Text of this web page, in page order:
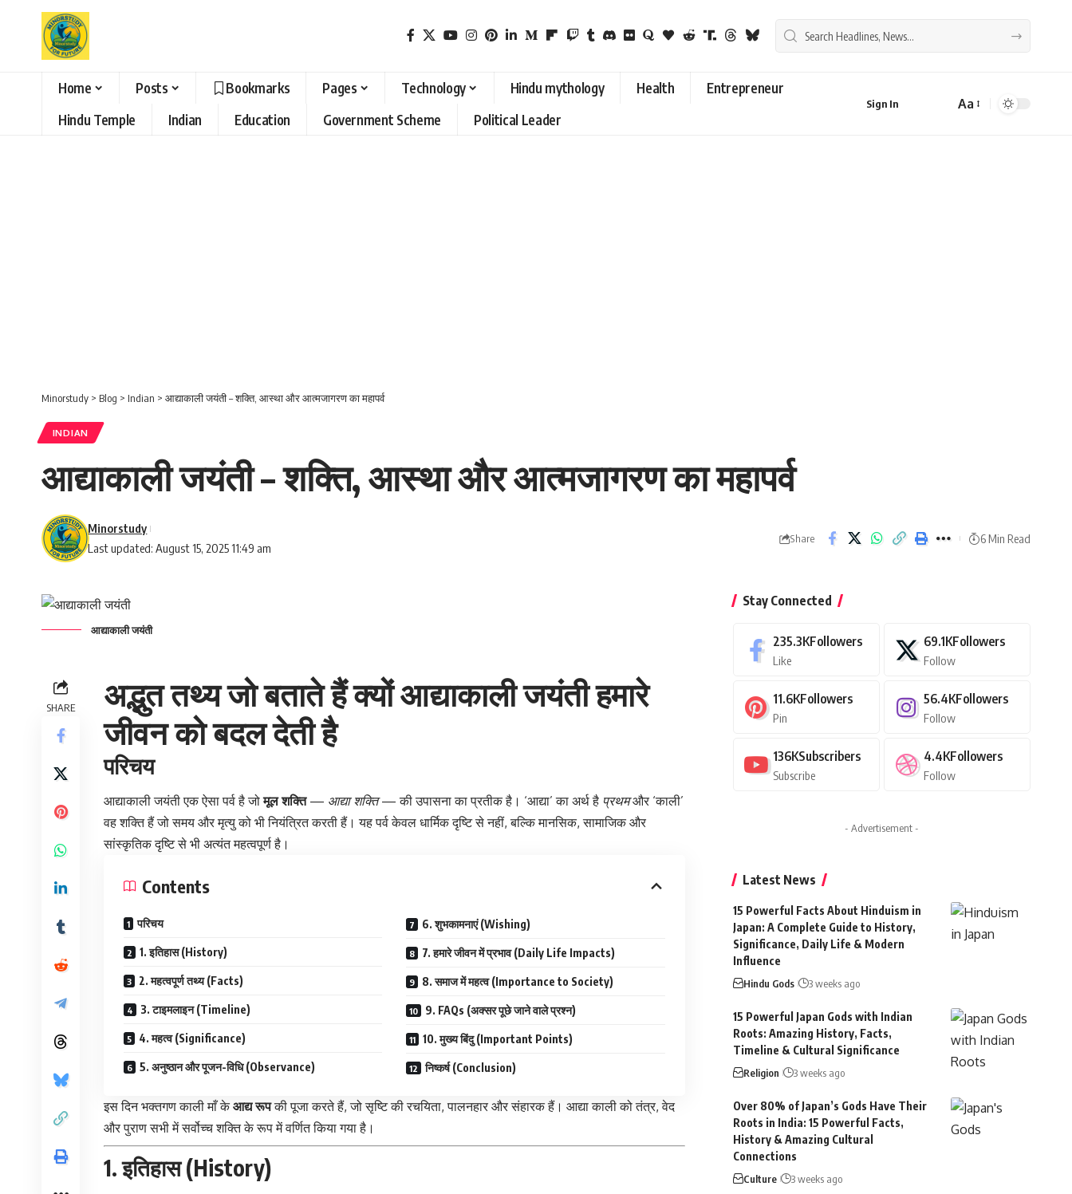
Home Posts Bookmarks Pages Technology Hindu mythology Health
Entrepreneur
Hindu Temple
Indian Education Government Scheme Political Leader
Sign In
Font
Aa
Minorstudy > Blog > Indian > आद्याकाली जयंती – शक्ति, आस्था और आत्मजागरण का महापर्व
INDIAN
आद्याकाली जयंती – शक्ति, आस्था और आत्मजागरण का महापर्व
Last updated: August 15, 2025 11:49 am
Minorstudy
Share 6 Min Read
आद्याकाली जयंती
SHARE
अद्भुत तथ्य जो बताते हैं क्यों आद्याकाली जयंती हमारे
जीवन को बदल देती है
परिचय
आद्याकाली जयंती एक ऐसा पर्व है जोमूल शक्ति— आद्या शक्ति— की उपासना का प्रतीक है। ‘आद्या’ का अर्थ है प्रथमऔर ‘काली’
वह शक्ति हैं जो समय और मृत्यु को भी नियंत्रित करती हैं। यह पर्व केवल धार्मिक दृष्टि से नहीं, बल्कि मानसिक, सामाजिक और
सांस्कृतिक दृष्टि से भी अत्यंत महत्वपूर्ण है।
Contents
परिचय
1. इतिहास (History)
2. महत्वपूर्ण तथ्य (Facts)
3. टाइमलाइन (Timeline)
4. महत्व (Significance)
5. अनुष्ठान और पूजन-विधि (Observance)
6. शुभकामनाएं (Wishing)
7. हमारे जीवन में प्रभाव (Daily Life Impacts)
8. समाज में महत्व (Importance to Society)
9. FAQs (अक्सर पूछे जाने वाले प्रश्न)
10. मुख्य बिंदु (Important Points)
निष्कर्ष (Conclusion)
इस दिन भक्तगण काली माँ केआद्य रूपकी पूजा करते हैं, जो सृष्टि की रचयिता, पालनहार और संहारक हैं। आद्या काली को तंत्र, वेद
और पुराण सभी में सर्वोच्च शक्ति के रूप में वर्णित किया गया है।
1. इतिहास (History)
Stay Connected
235.3KFollowers
Like
69.1KFollowers
Follow
11.6KFollowers
Pin
56.4KFollowers
Follow
136KSubscribers
Subscribe
4.4KFollowers
Follow
- Advertisement -
Latest News
15 Powerful Facts About Hinduism in
Japan: A Complete Guide to History,
Significance, Daily Life & Modern
Influence
Hindu Gods 3 weeks ago
15 Powerful Japan Gods with Indian
Roots: Amazing History, Facts,
Timeline & Cultural Significance
Religion 3 weeks ago
Over 80% of Japan’s Gods Have Their
Roots in India: 15 Powerful Facts,
History & Amazing Cultural
Connections
Culture 3 weeks ago